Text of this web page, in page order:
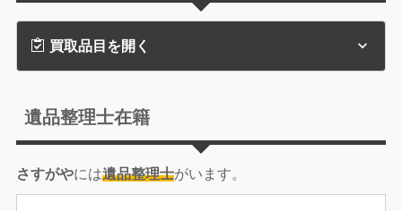
買取品目を開く
遺品整理士在籍
さすがやには遺品整理士がいます。